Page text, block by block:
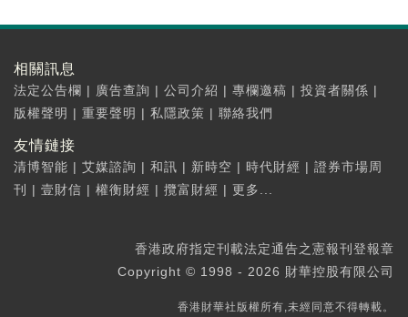
相關訊息
法定公告欄 | 廣告查詢 | 公司介紹 | 專欄邀稿 | 投資者關係 |
版權聲明 | 重要聲明 | 私隱政策 | 聯絡我們
友情鏈接
清博智能 | 艾媒諮詢 | 和訊 | 新時空 | 時代財經 | 證券市場周
刊
| 壹財信 | 權衡財經 | 攬富財經 | 更多...
香港政府指定刊載法定通告之憲報刊登報章
Copyright © 1998 - 2026 財華控股有限公司
香港財華社版權所有,未經同意不得轉載。